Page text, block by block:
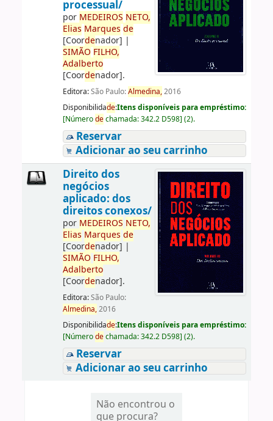
processual/
por MEDEIROS NETO,
Elias Marques de
[Coordenador] |
SIMÃO FILHO,
Adalberto
[Coordenador].
Editora:São Paulo:Almedina,2016
Disponibilidade:Itens disponíveis para empréstimo:
[Númerodechamada:342.2 D598] (2).
Reservar
Adicionar ao seu carrinho
Direito dos
negócios
aplicado: dos
direitos conexos/
por MEDEIROS NETO,
Elias Marques de
[Coordenador] |
SIMÃO FILHO,
Adalberto
[Coordenador].
Editora:São Paulo:
Almedina,2016
Disponibilidade:Itens disponíveis para empréstimo:
[Númerodechamada:342.2 D598] (2).
Reservar
Adicionar ao seu carrinho
Não encontrou o
que procura?